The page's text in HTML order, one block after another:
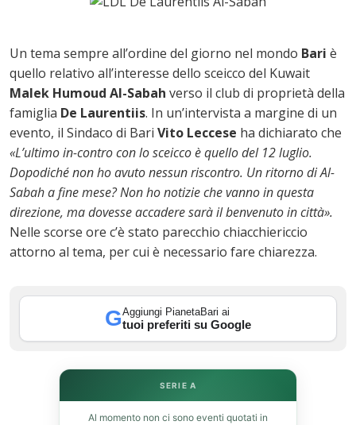
Un tema sempre all’ordine del giorno nel mondo Bari è
quello relativo all’interesse dello sceicco del Kuwait
Malek Humoud Al-Sabah verso il club di proprietà della
famiglia De Laurentiis. In un’intervista a margine di un
evento, il Sindaco di Bari Vito Leccese ha dichiarato che
«L’ultimo in-contro con lo sceicco è quello del 12 luglio.
Dopodiché non ho avuto nessun riscontro. Un ritorno di Al-
Sabah a fine mese? Non ho notizie che vanno in questa
direzione, ma dovesse accadere sarà il benvenuto in città».
Nelle scorse ore c’è stato parecchio chiacchiericcio
attorno al tema, per cui è necessario fare chiarezza.
GAggiungi PianetaBari ai
tuoi preferiti su Google
SERIE A
Al momento non ci sono eventi quotati in